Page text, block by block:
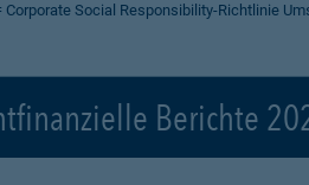
Corporate Social Responsibility-Richtlinie
Berichte